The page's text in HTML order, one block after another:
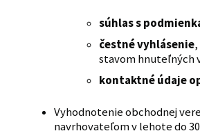
súhlas s
čestné vyhlásenie,
stavom hnuteľných
kontaktné údaje
Vyhodnotenie obchodnej
navrhovateľom v lehote do